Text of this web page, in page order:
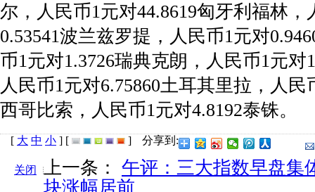
尔，人民币1元对44.8619匈牙利福林，
0.53541波兰兹罗提，人民币1元对
币1元对1.3726瑞典克朗，人民币1元对
人民币1元对6.75860土耳其里拉，人民
西哥比索，人民币1元对4.8192泰铢。
[ 大 中 小 ] [ ] 分享到:
关闭 上一条： 午评：三大指数早盘集
块涨幅居前